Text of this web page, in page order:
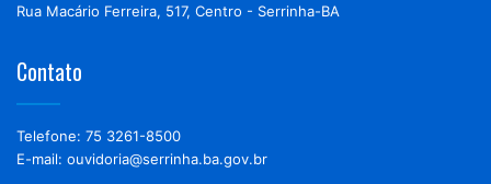
Rua Macário Ferreira, 517, Centro - Serrinha-BA
Contato
Telefone: 75 3261-8500
E-mail: ouvidoria@serrinha.ba.gov.br